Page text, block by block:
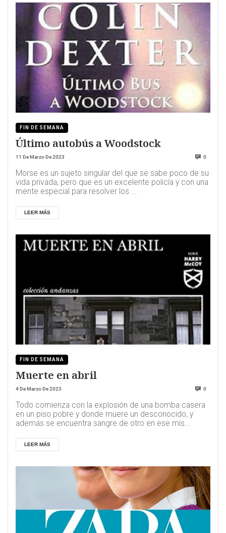
FIN DE SEMANA
Último autobús a Woodstock
11 De Marzo De 2023 0
Morse es un sujeto singular del que se sabe poco de su
vida privada, pero que es un excelente policía y con una
mente especial para resolver los ...
LEER MÁS
FIN DE SEMANA
Muerte en abril
4 De Marzo De 2023 0
Todo comienza con la explosión de una bomba casera
en un piso pobre y donde muere un desconocido, y
además se encuentra sangre de otro en ese mis...
LEER MÁS